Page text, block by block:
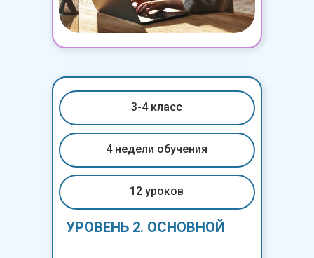
УРОВЕНЬ 2. ОСНОВНОЙ
12 уроков
4 недели обучения
3-4 класс